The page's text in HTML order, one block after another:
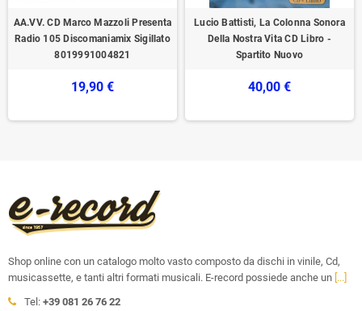
AA.VV. CD Marco Mazzoli Presenta
Radio 105 Discomaniamix Sigillato
8019991004821
19,90 €
Lucio Battisti, La Colonna Sonora
Della Nostra Vita CD Libro -
Spartito Nuovo
40,00 €
Shop online con un catalogo molto vasto composto da dischi in vinile, Cd,
musicassette, e tanti altri formati musicali. E-record possiede anche un [...]
Tel: +39 081 26 76 22